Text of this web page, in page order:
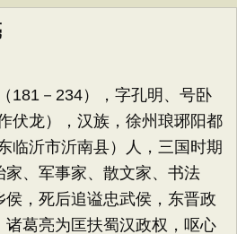
181－234），字孔明、号卧
伏龙），汉族，徐州琅琊阳都
临沂市沂南县）人，三国时期
、军事家、散文家、书法
，死后追谥忠武侯，东晋政
葛亮为匡扶蜀汉政权，呕心